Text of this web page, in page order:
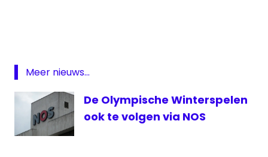
NOS
skispringen
Meer nieuws...
De Olympische Winterspelen
ook te volgen via NOS